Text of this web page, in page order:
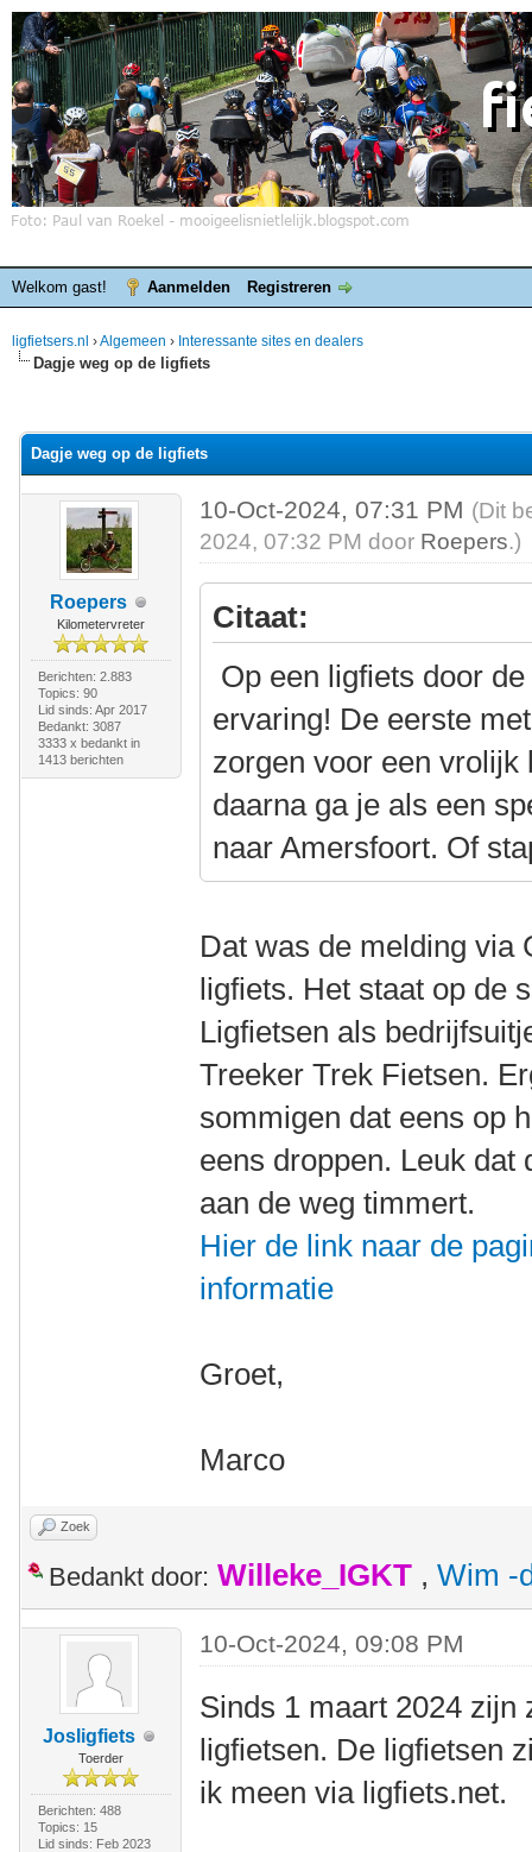
Welkom gast! Aanmelden Registreren
ligfietsers.nl ›Algemeen › Interessante sites en dealers
Dagje weg op de ligfiets
Dagje weg op de ligfiets
Roepers
Kilometervreter
Berichten: 2.883
Topics: 90
Lid sinds: Apr 2017
Bedankt: 3087
3333 x bedankt in
1413 berichten
10-Oct-2024, 07:31 PM (Dit
2024, 07:32 PM door Roepers.)
Citaat:
Op een ligfiets door
ervaring! De eerste
zorgen voor een
daarna ga je als een
naar Amersfoort. Of
Dat was de melding via
ligfiets. Het staat op de
Ligfietsen als
Treeker Trek Fietsen.
sommigen dat eens op
eens droppen. Leuk dat
aan de weg timmert.
Hier de link naar de
informatie
Groet,
Marco
Zoek
Bedankt door: Willeke_IGKT , Wim -
Josligfiets
Toerder
Berichten: 488
Topics: 15
Lid sinds: Feb 2023
10-Oct-2024, 09:08 PM
Sinds 1 maart 2024 zijn
ligfietsen. De ligfietsen
ik meen via ligfiets.net.